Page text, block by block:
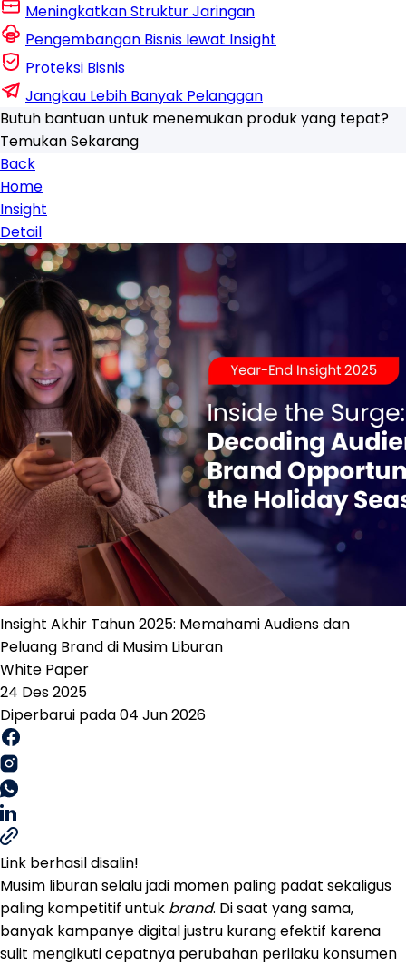
Meningkatkan Struktur Jaringan
Pengembangan Bisnis lewat Insight
Proteksi Bisnis
Jangkau Lebih Banyak Pelanggan
Butuh bantuan untuk menemukan produk yang tepat?
Temukan Sekarang
Back
Home
Insight
Detail
Insight Akhir Tahun 2025: Memahami Audiens dan
Peluang Brand di Musim Liburan
White Paper
24 Des 2025
Diperbarui pada 04 Jun 2026
Link berhasil disalin!
Musim liburan selalu jadi momen paling padat sekaligus
paling kompetitif untuk brand. Di saat yang sama,
banyak kampanye digital justru kurang efektif karena
sulit mengikuti cepatnya perubahan perilaku konsumen